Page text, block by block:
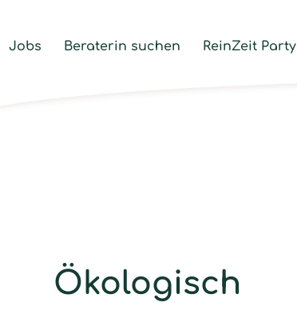
Jobs Beraterin suchen ReinZeit Party
Ökologisch